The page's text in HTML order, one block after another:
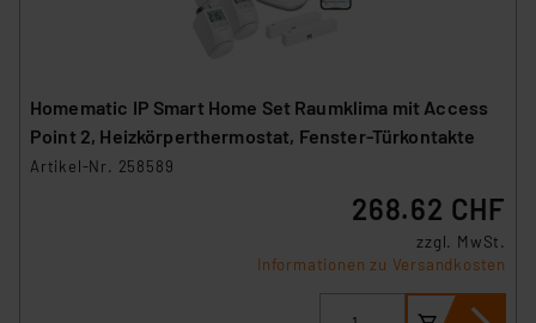
Homematic IP Smart Home Set Raumklima mit Access
Point 2, Heizkörperthermostat, Fenster-Türkontakte
Artikel-Nr. 258589
268.62 CHF
zzgl. MwSt.
Informationen zu Versandkosten